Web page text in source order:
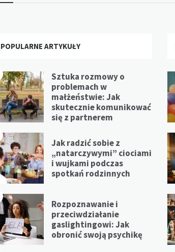
Widgets
POPULARNE ARTYKUŁY
Sztuka rozmowy o
problemach w
małżeństwie: Jak
skutecznie komunikować
się z partnerem
Jak radzić sobie z
„natarczywymi” ciociami
i wujkami podczas
spotkań rodzinnych
Rozpoznawanie i
przeciwdziałanie
gaslightingowi: Jak
obronić swoją psychikę